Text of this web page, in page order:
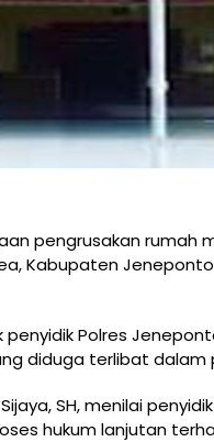
pengrusakan rumah
Kabupaten
penyidik Polres
diduga terlibat dalam
SH, menilai
hukum lanjutan